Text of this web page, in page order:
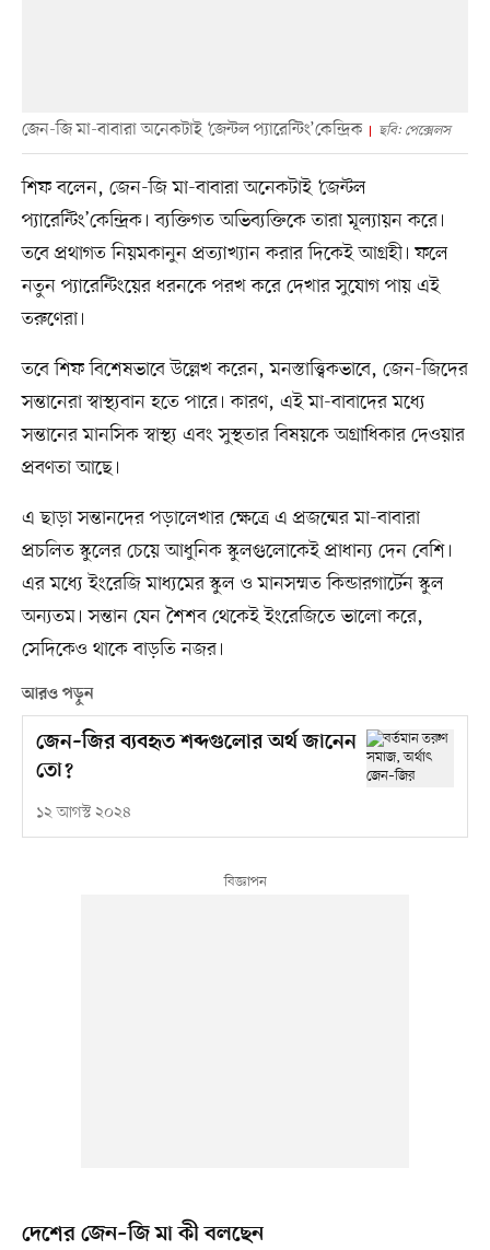
জেন-জি মা-বাবারা অনেকটাই ‘জেন্টল প্যারেন্টিং’কেন্দ্রিক ছবি: পেক্সেলস
শিফ বলেন, জেন-জি মা-বাবারা অনেকটাই ‘জেন্টল
প্যারেন্টিং’কেন্দ্রিক। ব্যক্তিগত অভিব্যক্তিকে তারা মূল্যায়ন করে।
তবে প্রথাগত নিয়মকানুন প্রত্যাখ্যান করার দিকেই আগ্রহী। ফলে
নতুন প্যারেন্টিংয়ের ধরনকে পরখ করে দেখার সুযোগ পায় এই
তরুণেরা।
তবে শিফ বিশেষভাবে উল্লেখ করেন, মনস্তাত্ত্বিকভাবে, জেন-জিদের
সন্তানেরা স্বাস্থ্যবান হতে পারে। কারণ, এই মা-বাবাদের মধ্যে
সন্তানের মানসিক স্বাস্থ্য এবং সুস্থতার বিষয়কে অগ্রাধিকার দেওয়ার
প্রবণতা আছে।
এ ছাড়া সন্তানদের পড়ালেখার ক্ষেত্রে এ প্রজন্মের মা-বাবারা
প্রচলিত স্কুলের চেয়ে আধুনিক স্কুলগুলোকেই প্রাধান্য দেন বেশি।
এর মধ্যে ইংরেজি মাধ্যমের স্কুল ও মানসম্মত কিন্ডারগার্টেন স্কুল
অন্যতম। সন্তান যেন শৈশব থেকেই ইংরেজিতে ভালো করে,
সেদিকেও থাকে বাড়তি নজর।
আরও পড়ুন
জেন–জির ব্যবহৃত শব্দগুলোর অর্থ জানেন
তো?
১২ আগস্ট ২০২৪
দেশের জেন–জি মা কী বলছেন